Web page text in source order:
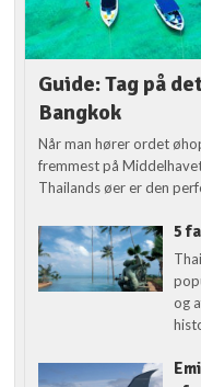
Guide: Tag på
Bangkok
Når man hører ordet
fremmest på
Thailands øer er den
5
og